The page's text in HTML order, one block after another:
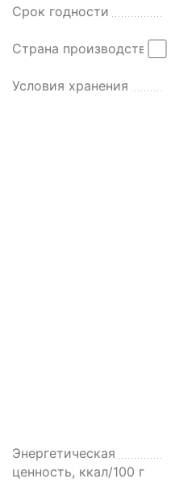
Срок годности
Страна производства
Условия хранения
Энергетическая
ценность, ккал/100 г